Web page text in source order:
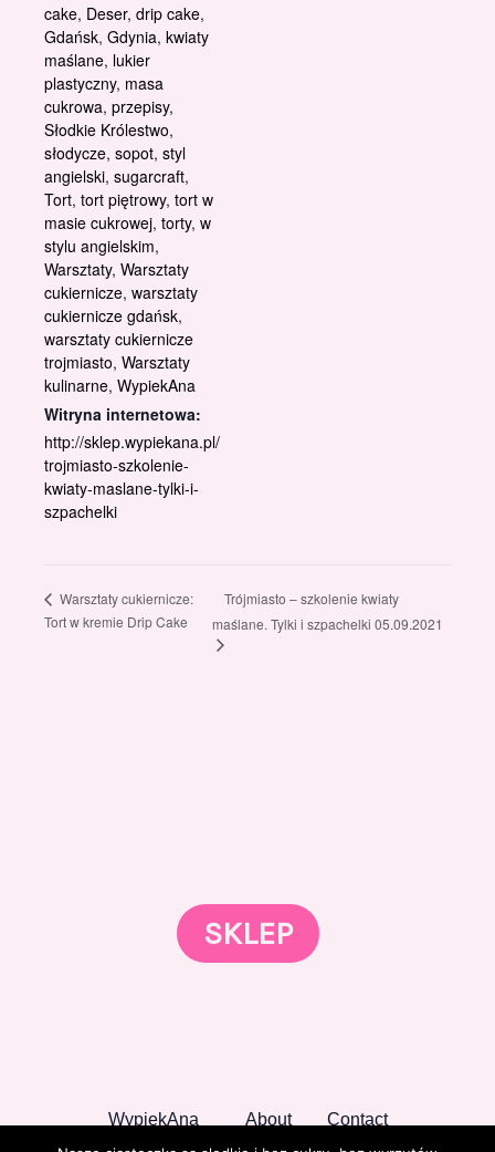
cake, Deser, drip cake,
Gdańsk, Gdynia, kwiaty
maślane, lukier
plastyczny, masa
cukrowa, przepisy,
Słodkie Królestwo,
słodycze, sopot, styl
angielski, sugarcraft,
Tort, tort piętrowy, tort w
masie cukrowej, torty, w
stylu angielskim,
Warsztaty, Warsztaty
cukiernicze, warsztaty
cukiernicze gdańsk,
warsztaty cukiernicze
trojmiasto, Warsztaty
kulinarne, WypiekAna
Witryna internetowa:
http://sklep.wypiekana.pl/
trojmiasto-szkolenie-
kwiaty-maslane-tylki-i-
szpachelki
Warsztaty cukiernicze:
Tort w kremie Drip Cake
Trójmiasto – szkolenie kwiaty
maślane. Tylki i szpachelki 05.09.2021
SKLEP
WypiekAna About Contact